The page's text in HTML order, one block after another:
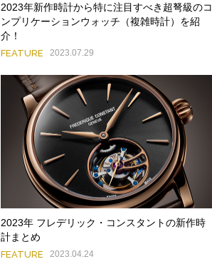
2023年新作時計から特に注目すべき超弩級のコ
ンプリケーションウォッチ（複雑時計）を紹
介！
FEATURE 2023.07.29
2023年 フレデリック・コンスタントの新作時
計まとめ
FEATURE 2023.04.24